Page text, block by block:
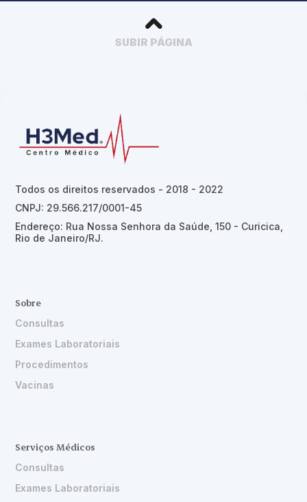
SUBIR PÁGINA
Todos os direitos reservados - 2018 - 2022
CNPJ: 29.566.217/0001-45
Endereço: Rua Nossa Senhora da Saúde, 150 - Curicica,
Rio de Janeiro/RJ.
Sobre
Consultas
Exames Laboratoriais
Procedimentos
Vacinas
Serviços Médicos
Consultas
Exames Laboratoriais